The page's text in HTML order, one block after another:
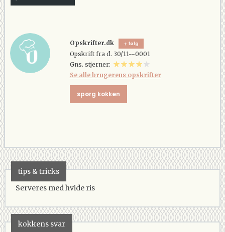
Opskrifter.dk følg
Opskrift fra d. 30/11--0001
Gns. stjerner:
Se alle brugerens opskrifter
spørg kokken
tips & tricks
Serveres med hvide ris
kokkens svar